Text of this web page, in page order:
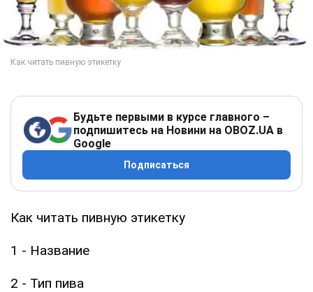
Будьте первыми в курсе главного –
подпишитесь на Новини на OBOZ.UA в
Google
Подписаться
Как читать пивную этикетку
1 - Название
2 - Тип пива